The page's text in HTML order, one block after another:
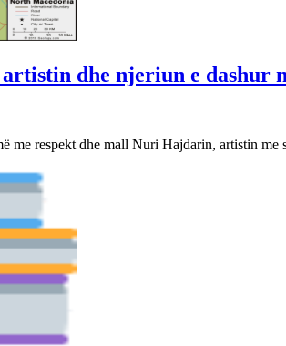
dhe njeriun e dashur
me respekt dhe mall Nuri Hajdarin, artistin